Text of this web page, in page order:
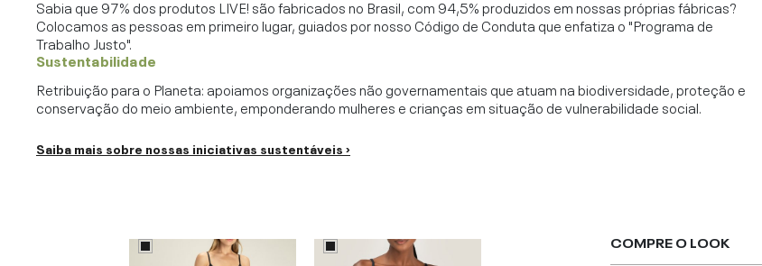
Sabia que 97% dos produtos LIVE! são fabricados no Brasil, com 94,5% produzidos em nossas próprias fábricas?
Colocamos as pessoas em primeiro lugar, guiados por nosso Código de Conduta que enfatiza o "Programa de
Trabalho Justo".
Sustentabilidade
Retribuição para o Planeta: apoiamos organizações não governamentais que atuam na biodiversidade, proteção e
conservação do meio ambiente, emponderando mulheres e crianças em situação de vulnerabilidade social.
Saiba mais sobre nossas iniciativas sustentáveis ›
COMPRE O LOOK